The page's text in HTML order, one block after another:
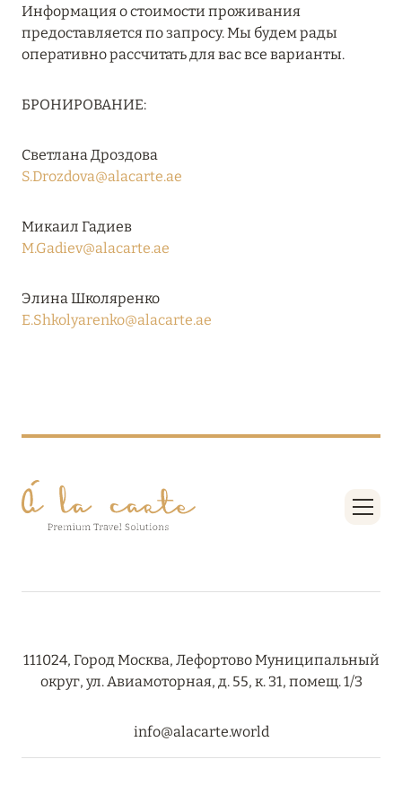
RIXOS PREMIUM SAADIYAT ISLAND ABU DHABI:
КОНЦЕПЦИЯ «ВСЁ ВКЛЮЧЕНО – ВСЁ
ЭКСКЛЮЗИВНО»
Подробнее
27 сентября 2024
Подробнее
HÔTEL BARRIÈRE LES NEIGES
Подробнее
КОНЦЕПЦИЯ «ВСЁ ВКЛЮЧЕНО – ВСЁ
Информация о стоимости проживания
предоставляется по запросу. Мы будем рады
оперативно рассчитать для вас все варианты.
БРОНИРОВАНИЕ:
Светлана Дроздова
S.Drozdova@alacarte.ae
Микаил Гадиев
M.Gadiev@alacarte.ae
Элина Школяренко
E.Shkolyarenko@alacarte.ae
111024, Город Москва, Лефортово Муниципальный
округ, ул. Авиамоторная, д. 55, к. 31, помещ. 1/3
info@alacarte.world